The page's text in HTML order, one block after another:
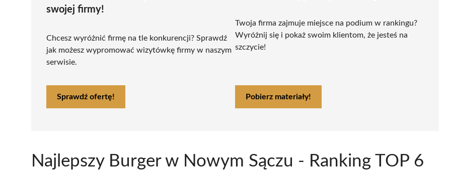
swojej firmy!
Chcesz wyróżnić firmę na tle konkurencji? Sprawdź
jak możesz wypromować wizytówkę firmy w naszym
serwisie.
Sprawdź ofertę!
Twoja firma zajmuje miejsce na podium w rankingu?
Wyróżnij się i pokaż swoim klientom, że jesteś na
szczycie!
Pobierz materiały!
Najlepszy Burger w Nowym Sączu - Ranking TOP 6